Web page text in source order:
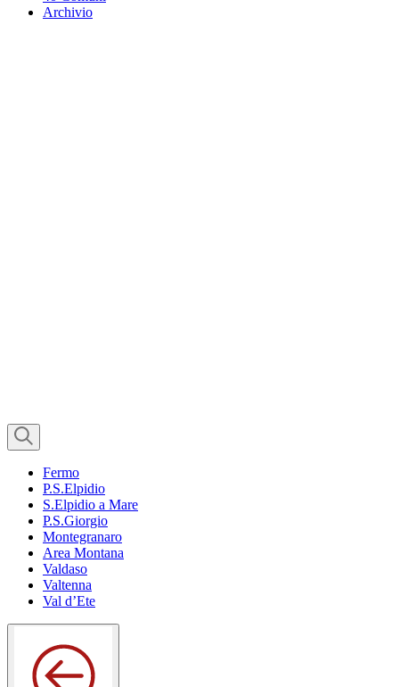
Archivio
Fermo
P.S.Elpidio
S.Elpidio a Mare
P.S.Giorgio
Montegranaro
Area Montana
Valdaso
Valtenna
Val d’Ete